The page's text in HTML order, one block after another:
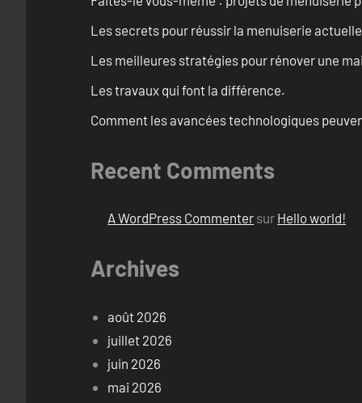
Les secrets pour réussir la menuiserie actuelle
Les meilleures stratégies pour rénover une
Les travaux qui font la différence.
Comment les avancées technologiques
Recent Comments
A WordPress Commenter sur Hello world!
Archives
août 2026
juillet 2026
juin 2026
mai 2026